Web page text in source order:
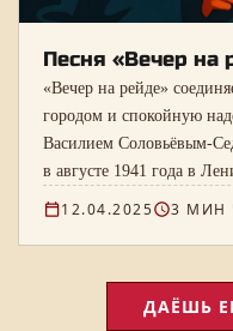
Песня «Вечер на
«Вечер на рейде»
городом и спокойную
Василием Соловьёвым-
в августе 1941 года в
запись Владимира
12.04.2025 3 МИН
ДАЁШЬ